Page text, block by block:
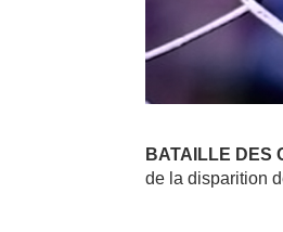
BATAILLE DES
de la disparition